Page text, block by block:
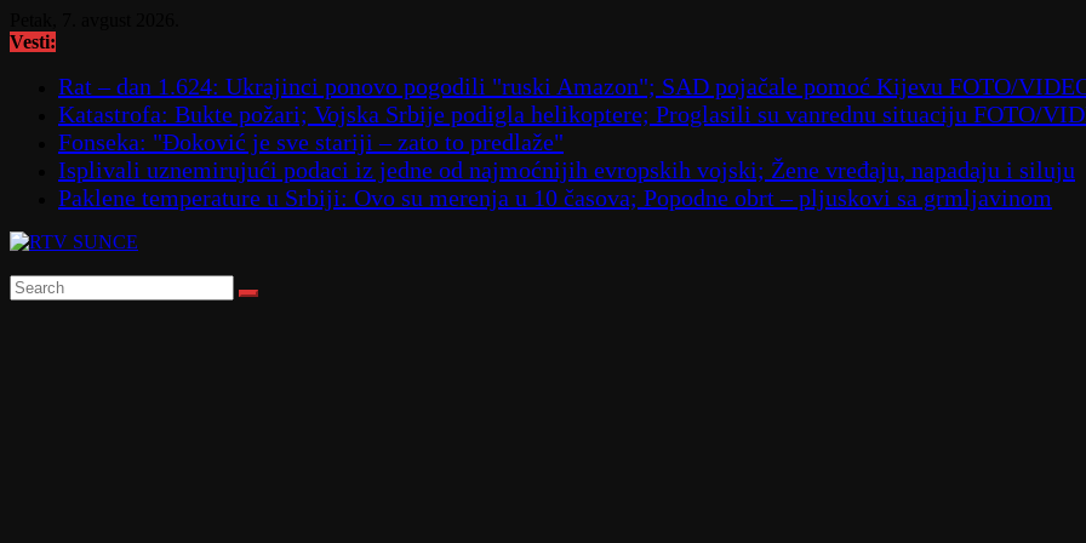
to
Vesti:
Rat – dan 1.624: Ukrajinci ponovo pogodili "ruski Amazon"; SAD pojačale pomoć Kijevu FOTO/
Katastrofa: Bukte požari; Vojska Srbije podigla helikoptere; Proglasili su vanrednu situaciju FOTO/
Fonseka: "Đoković je sve stariji – zato to predlaže"
Isplivali uznemirujući podaci iz jedne od najmoćnijih evropskih vojski; Žene vređaju, napadaju i siluju
Paklene temperature u Srbiji: Ovo su merenja u 10 časova; Popodne obrt – pljuskovi sa grmljavinom